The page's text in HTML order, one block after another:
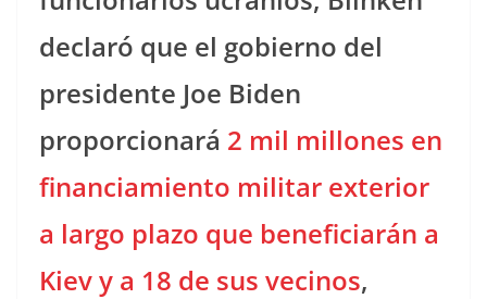
declaró que el gobierno del
presidente Joe Biden
proporcionará 2 mil millones en
financiamiento militar exterior
a largo plazo que beneficiarán a
Kiev y a 18 de sus vecinos,